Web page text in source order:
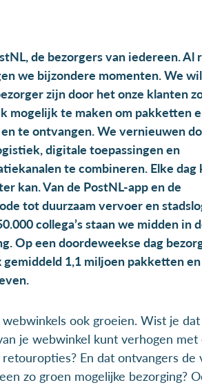
de bezorgers van iedereen. Al
we bijzondere momenten. We
zijn door het onze klanten
mogelijk te maken om pakketten
te ontvangen. We vernieuwen
digitale toepassingen en
te combineren. Elke dag
kan. Van de PostNL-app en de
tot duurzaam vervoer en
collega’s staan we midden in
Op een doordeweekse dag
gemiddeld 1,1 miljoen pakketten
ook groeien. Wist je
je webwinkel kunt verhogen met
En dat ontvangers de
zo groen mogelijke bezorging?